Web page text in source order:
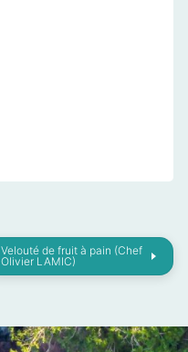
Velouté de fruit à pain (Chef
Olivier LAMIC)